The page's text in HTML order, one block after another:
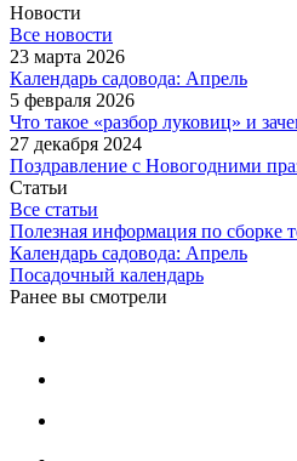
Новости
Все новости
23 марта 2026
Календарь садовода: Апрель
5 февраля 2026
Что такое «разбор луковиц» и
27 декабря 2024
Поздравление с Новогодними
Статьи
Все статьи
Полезная информация по сборке
Календарь садовода: Апрель
Посадочный календарь
Ранее вы смотрели